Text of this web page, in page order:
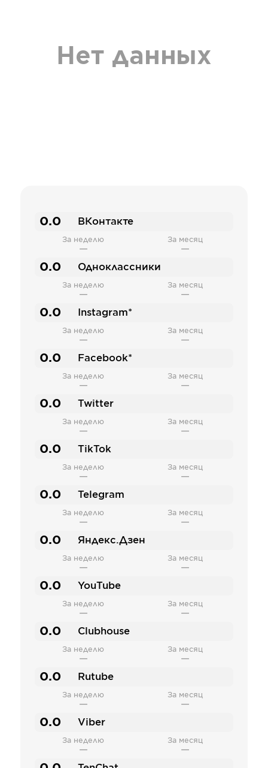
Нет данных
0.0 ВКонтакте
За неделю
—
За месяц
—
0.0 Одноклассники
За неделю
—
За месяц
—
0.0 Instagram*
За неделю
—
За месяц
—
0.0 Facebook*
За неделю
—
За месяц
—
0.0 Twitter
За неделю
—
За месяц
—
0.0 TikTok
За неделю
—
За месяц
—
0.0 Telegram
За неделю
—
За месяц
—
0.0 Яндекс.Дзен
За неделю
—
За месяц
—
0.0 YouTube
За неделю
—
За месяц
—
0.0 Clubhouse
За неделю
—
За месяц
—
0.0 Rutube
За неделю
—
За месяц
—
0.0 Viber
За неделю
—
За месяц
—